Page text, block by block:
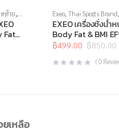
ท้าย,
รื่องชั่ง
Fat
Exeo,Thai Sports Brand,
ขวัญ,อุปกรณ์เพื่อสุขภาพ
เครื่องชั่งน้ำหนักวัดไขมัน
EXEO เครื่องชั่งน้ำ
Body Fat & BMI
฿850.00
Original
price
was:
฿499.00
Current
price
is:
(0
เหลือ